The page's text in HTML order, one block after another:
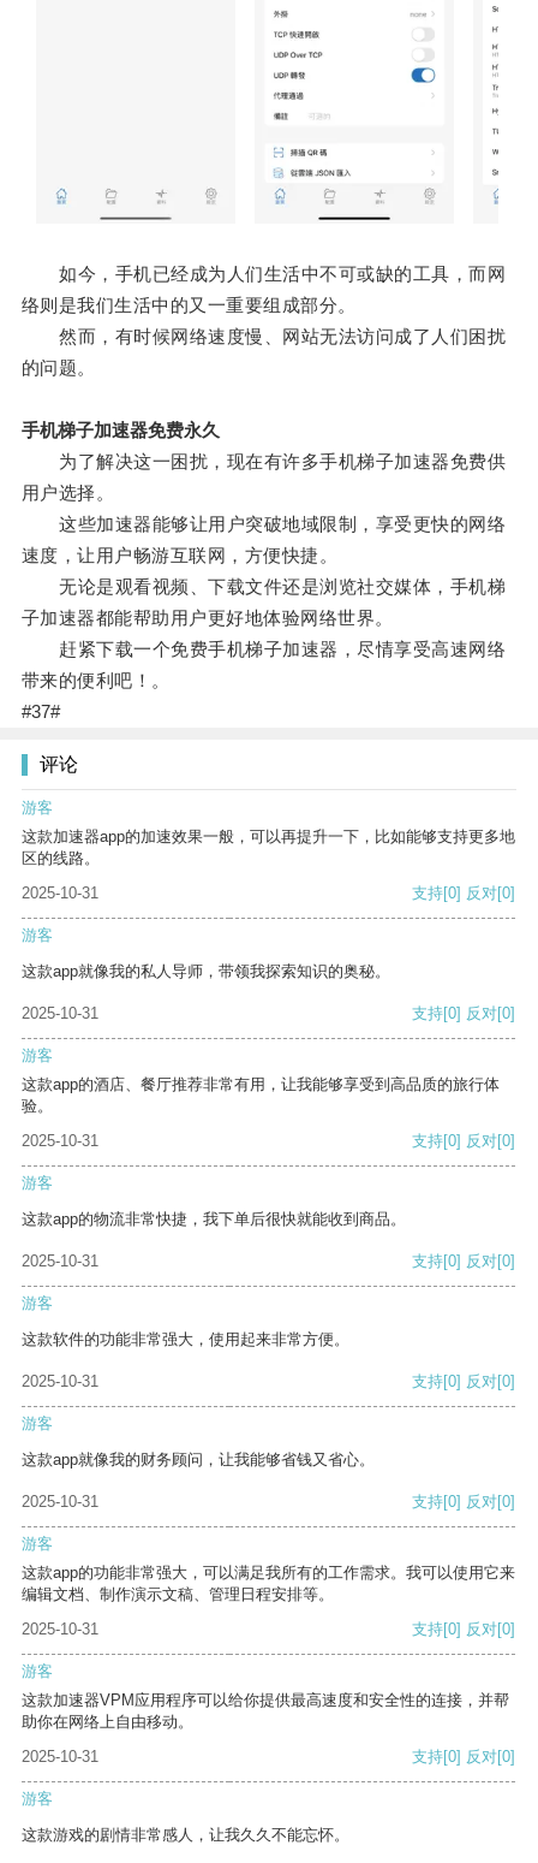
如今，手机已经成为人们生活中不可或缺的工具，而网
络则是我们生活中的又一重要组成部分。
然而，有时候网络速度慢、网站无法访问成了人们困扰
的问题。
手机梯子加速器免费永久
为了解决这一困扰，现在有许多手机梯子加速器免费供
用户选择。
这些加速器能够让用户突破地域限制，享受更快的网络
速度，让用户畅游互联网，方便快捷。
无论是观看视频、下载文件还是浏览社交媒体，手机梯
子加速器都能帮助用户更好地体验网络世界。
赶紧下载一个免费手机梯子加速器，尽情享受高速网络
带来的便利吧！。
#37#
评论
游客
这款加速器app的加速效果一般，可以再提升一下，比如能够支持更多地
区的线路。
2025-10-31
支持[0] 反对[0]
游客
这款app就像我的私人导师，带领我探索知识的奥秘。
2025-10-31 支持[0] 反对[0]
游客
这款app的酒店、餐厅推荐非常有用，让我能够享受到高品质的旅行体
验。
2025-10-31
支持[0] 反对[0]
游客
这款app的物流非常快捷，我下单后很快就能收到商品。
2025-10-31 支持[0] 反对[0]
游客
这款软件的功能非常强大，使用起来非常方便。
2025-10-31 支持[0] 反对[0]
游客
这款app就像我的财务顾问，让我能够省钱又省心。
2025-10-31 支持[0] 反对[0]
游客
这款app的功能非常强大，可以满足我所有的工作需求。我可以使用它来
编辑文档、制作演示文稿、管理日程安排等。
2025-10-31
支持[0] 反对[0]
游客
这款加速器VPM应用程序可以给你提供最高速度和安全性的连接，并帮
助你在网络上自由移动。
2025-10-31
支持[0] 反对[0]
游客
这款游戏的剧情非常感人，让我久久不能忘怀。